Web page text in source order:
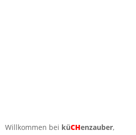
Willkommen bei küCHenzauber,